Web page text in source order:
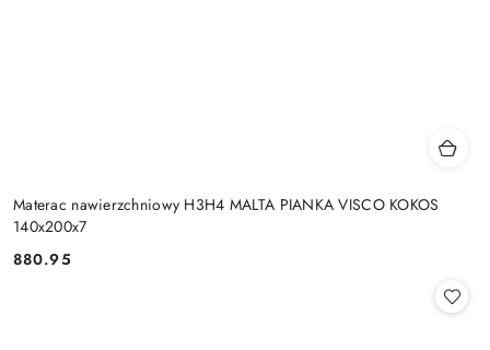
Materac nawierzchniowy H3H4 MALTA PIANKA VISCO KOKOS
140x200x7
Cena:
880.95